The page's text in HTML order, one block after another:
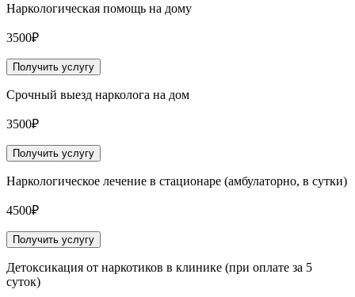
Наркологическая помощь на дому
3500₽
Получить услугу
Срочный выезд нарколога на дом
3500₽
Получить услугу
Наркологическое лечение в стационаре (амбулаторно, в сутки)
4500₽
Получить услугу
Детоксикация от наркотиков в клинике (при оплате за 5
суток)